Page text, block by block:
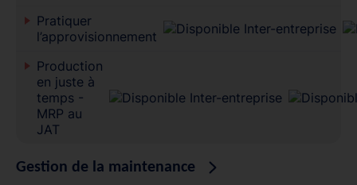
Pratiquer
l’approvisionnement
Production
en juste à
temps -
MRP au
JAT
Gestion de la maintenance